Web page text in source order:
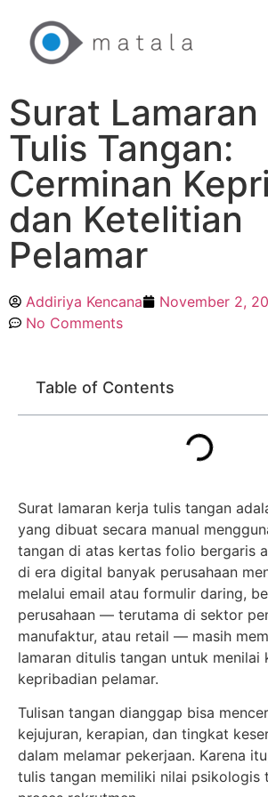
Surat Lamaran
Tulis Tangan:
Cerminan
dan Ketelitian
Pelamar
Addiriya Kencana November 2,
No Comments
Table of Contents
Fungsi dan Tujuan Surat
Tangan
Contoh Surat Lamaran Kerja
Kesalahan yang Harus Dihindari
Penutup
Tugas Branch Manager:
Tanggung Jawab, Skill yang
Jenjang Karier
Jawab, Skill yang Dibutuhkan,
Karier
Tugas Admin Kantor:
Jawab, Skill yang Dibutuhkan,